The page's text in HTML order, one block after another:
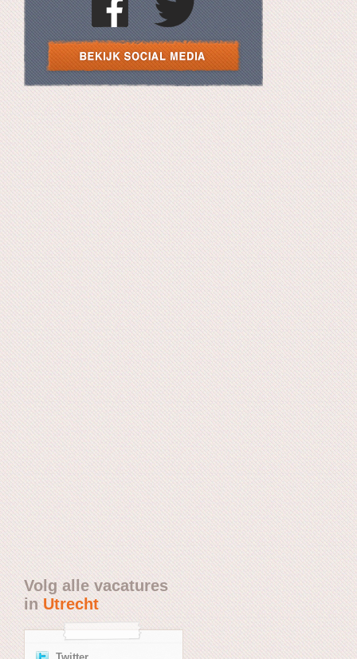
Volg alle vacatures
inUtrecht